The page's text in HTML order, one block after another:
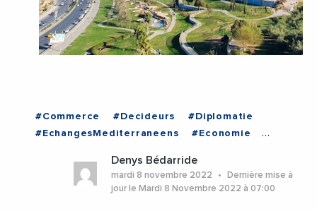
#Commerce #Decideurs
#Diplomatie
#EchangesMediterraneens
#Economie
#Politique
#LIBYE
Denys Bédarride
mardi 8 novembre 2022
Dernière mise à
jour le Mardi 8 Novembre 2022 à 07:00